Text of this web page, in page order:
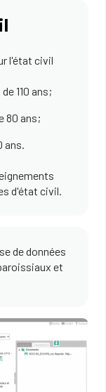
l'état civil
110 ans;
80 ans;
ans.
d'état civil.
de données
et